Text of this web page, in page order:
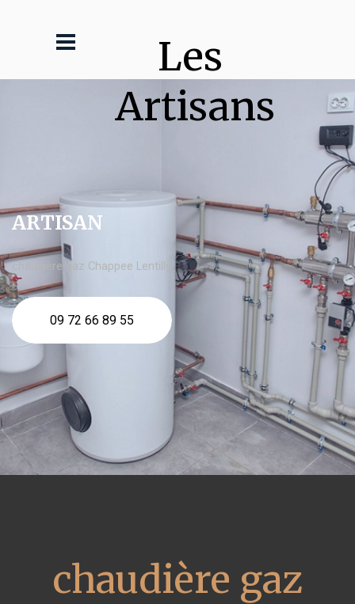
Les
Artisans
ARTISAN
chaudière gaz Chappee Lentilly
09 72 66 89 55
chaudière gaz